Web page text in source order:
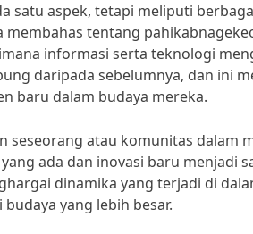
satu aspek, tetapi meliputi
tentang
informasi serta teknologi
daripada sebelumnya, dan ini
baru dalam budaya mereka.
seseorang atau komunitas dalam
ada dan inovasi baru menjadi
dinamika yang terjadi di
yang lebih besar.